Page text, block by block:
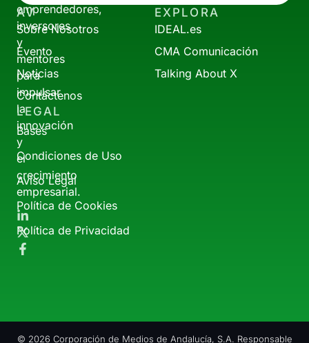
emprendedores,
inversores
y
mentores
para
impulsar
la
innovación
y
el
crecimiento
empresarial.
AV
Sobre Nosotros
Evento
Noticias
Contáctenos
EXPLORA
IDEAL.es
CMA Comunicación
Talking About X
LEGAL
Bases
Condiciones de Uso
Aviso Legal
Política de Cookies
Política de Privacidad
© 2026 Corporación de Medios de Andalucía, S.A. Responsable